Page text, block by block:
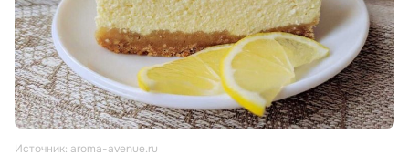
Источник: aroma-avenue.ru